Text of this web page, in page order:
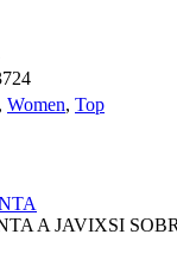
, Women, Top
A JAVIXSI